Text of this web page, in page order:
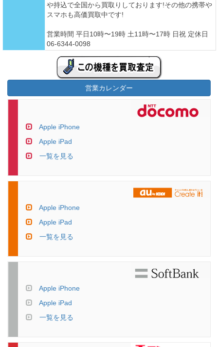
や持込で全国から買取りしております!その他の携帯や
スマホも高価買取中です!
営業時間 平日10時〜19時 土11時〜17時 日祝 定休日
06-6344-0098
営業カレンダー
Apple iPhone
Apple iPad
一覧を見る
Apple iPhone
Apple iPad
一覧を見る
Apple iPhone
Apple iPad
一覧を見る